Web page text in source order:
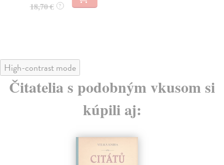
18,70 € ?
High-contrast mode
Čitatelia s podobným vkusom si
kúpili aj: